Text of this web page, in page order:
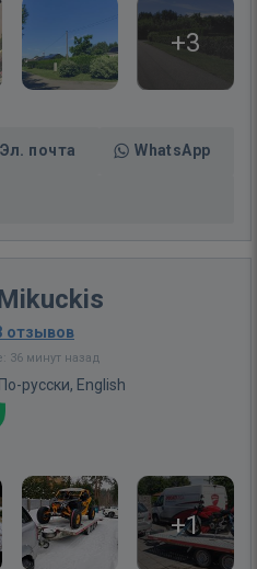
+3
Эл. почта WhatsApp
отзывов
36 минут назад
русски, English
+1